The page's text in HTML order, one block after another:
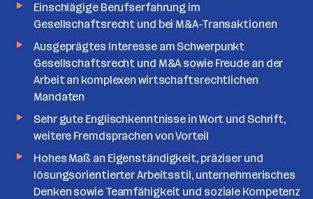
Einschlägige Berufserfahrung im
Gesellschaftsrecht und bei M&A-Transaktionen
Ausgeprägtes Interesse am Schwerpunkt
Gesellschaftsrecht und M&A sowie Freude an der
Arbeit an komplexen wirtschaftsrechtlichen
Mandaten
Sehr gute Englischkenntnisse in Wort und Schrift,
weitere Fremdsprachen von Vorteil
Hohes Maß an Eigenständigkeit, präziser und
lösungsorientierter Arbeitsstil, unternehmerisches
Denken sowie Teamfähigkeit und soziale Kompetenz